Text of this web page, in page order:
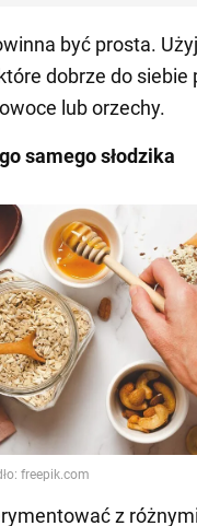
być prosta.
dobrze do siebie
lub orzechy.
samego słodzika
z różnymi